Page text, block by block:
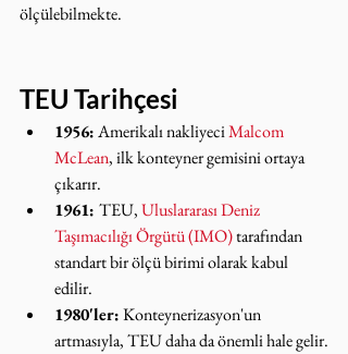
ölçülebilmekte.
TEU Tarihçesi
1956: Amerikalı nakliyeci Malcom
McLean, ilk konteyner gemisini ortaya
çıkarır.
1961: TEU, Uluslararası Deniz
Taşımacılığı Örgütü (IMO) tarafından
standart bir ölçü birimi olarak kabul
edilir.
1980'ler: Konteynerizasyon'un
artmasıyla, TEU daha da önemli hale gelir.